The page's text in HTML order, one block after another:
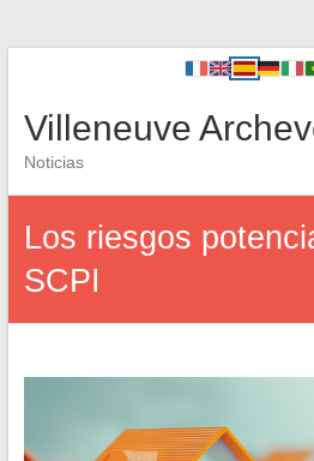
Villeneuve
Noticias
Los riesgos
SCPI